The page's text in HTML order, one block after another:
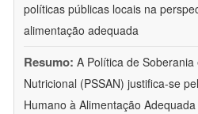
políticas públicas locais na
alimentação adequada
Resumo: A Política de
Nutricional (PSSAN) justifica-se
Humano à Alimentação